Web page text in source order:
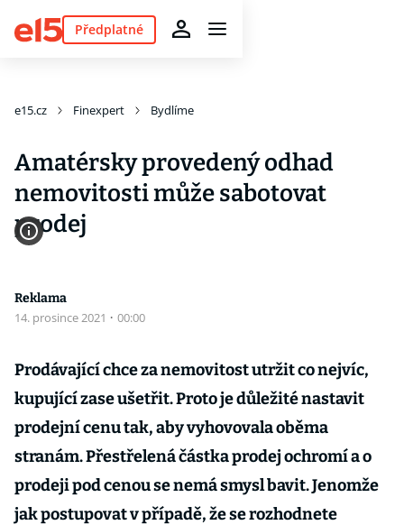
Předplatné
e15.cz Finexpert Bydlíme
Amatérsky provedený odhad
nemovitosti může sabotovat
prodej
Reklama
14. prosince 2021 · 00:00
Prodávající chce za nemovitost utržit co nejvíc,
kupující zase ušetřit. Proto je důležité nastavit
prodejní cenu tak, aby vyhovovala oběma
stranám. Přestřelená částka prodej ochromí a o
prodeji pod cenou se nemá smysl bavit. Jenomže
jak postupovat v případě, že se rozhodnete